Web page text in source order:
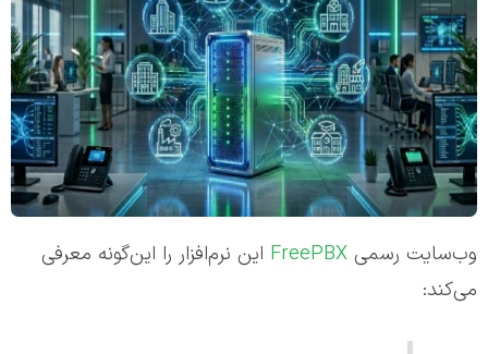
وب‌سایت رسمی FreePBX این نرم‌افزار را این‌گونه معرفی
می‌کند: